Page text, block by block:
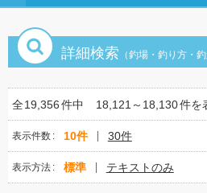
詳細検索 （釣場・釣り方・
全19,356件中 18,121～18,130件を
表示件数 10件 30件
表示方法 標準 テキストのみ